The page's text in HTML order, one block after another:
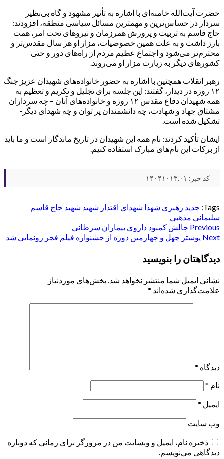
حضرت آیت‌الله خامنه‌ای با اشاره به تأثیر مشهود و گاه بی‌نظیر
سردار در حساس‌ترین و مهمترین مسائل سیاسی منطقه، افزودند:
حاج قاسم به تربیت و پرورش همرزمان و نیروهای تحت امر، همت
بارز داشت و به علت همین خصوصیات، مزار او هر سال مقدس‌تر و
محترم‌تر می‌شود و اجتماع عظیم مردم از راه‌های دور و حتی
کشورهای دیگر به زیارت مزار او می‌روند.
رهبر انقلاب همچنین با اشاره به حضور خانواده‌های شهیدان عزیز جنگ
۱۲ روزه در دیدار، گفتند: این جلسه برای تجلیل و تکریم و تعظیم به
همه شهیدان دفاع مقدس ۱۲ روزه و خانواده‌های آنان – چه سرداران
مشتاق جهاد و شهادت، چه دانشمندان پر توان و چه شهدای دیگر-
تشکیل شده است.
ایشان تأکید کردند: نام همه این شهیدان در تاریخ ماندگار است و ما باید
از برکات این نام‌های مبارک استفاده کنیم.
کد خبر: ۱۴۰۴۱۰۱۳.۰۱
Tags: جدید رهبری شهدا شهدای اقتدار شهید شهید حاج قاسم
سلیمانی مذهبی
Post
navigation
Previous چالش کمبود داروی بیماران سرطانی
Next پوستر چهل و چهارمین دوره از جشنواره فیلم فجر رونمایی شد
دیدگاهتان را بنویسید
نشانی ایمیل شما منتشر نخواهد شد. بخش‌های موردنیاز
علامت‌گذاری شده‌اند *
دیدگاه *
نام *
ایمیل *
وب‌ سایت
ذخیره نام، ایمیل و وبسایت من در مرورگر برای زمانی که دوباره
دیدگاهی می‌نویسم.